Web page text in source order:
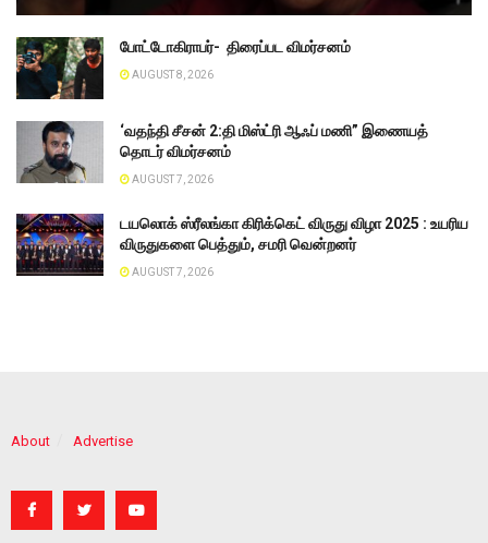
போட்டோகிராபர்- ‌ திரைப்பட விமர்சனம்
AUGUST 8, 2026
‘வதந்தி சீசன் 2:தி மிஸ்ட்ரி ஆஃப் மணி” இணையத்
தொடர் விமர்சனம்
AUGUST 7, 2026
டயலொக் ஸ்ரீலங்கா கிரிக்கெட் விருது விழா 2025 : உயரிய
விருதுகளை பெத்தும், சமரி வென்றனர்
AUGUST 7, 2026
About Advertise